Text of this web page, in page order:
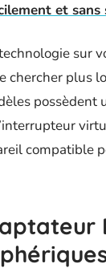
et sans
sur
chercher plus
possèdent
compatible